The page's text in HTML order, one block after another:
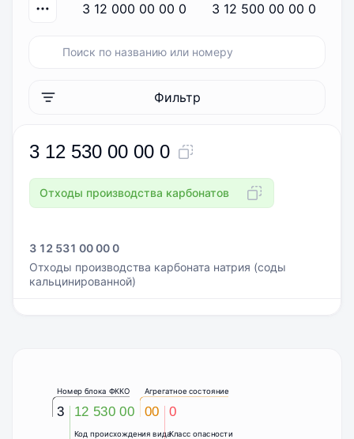
3 12 000 00 00 0 3 12 500 00 00 0
Фильтр
3 12 530 00 00 0
Отходы производства карбонатов
3 12 531 00 00 0
Отходы производства карбоната натрия (соды
кальцинированной)
3
Номер блока ФККО
Код происхождения вида
12 530 00
Агрегатное состояние
00
Класс опасности
0